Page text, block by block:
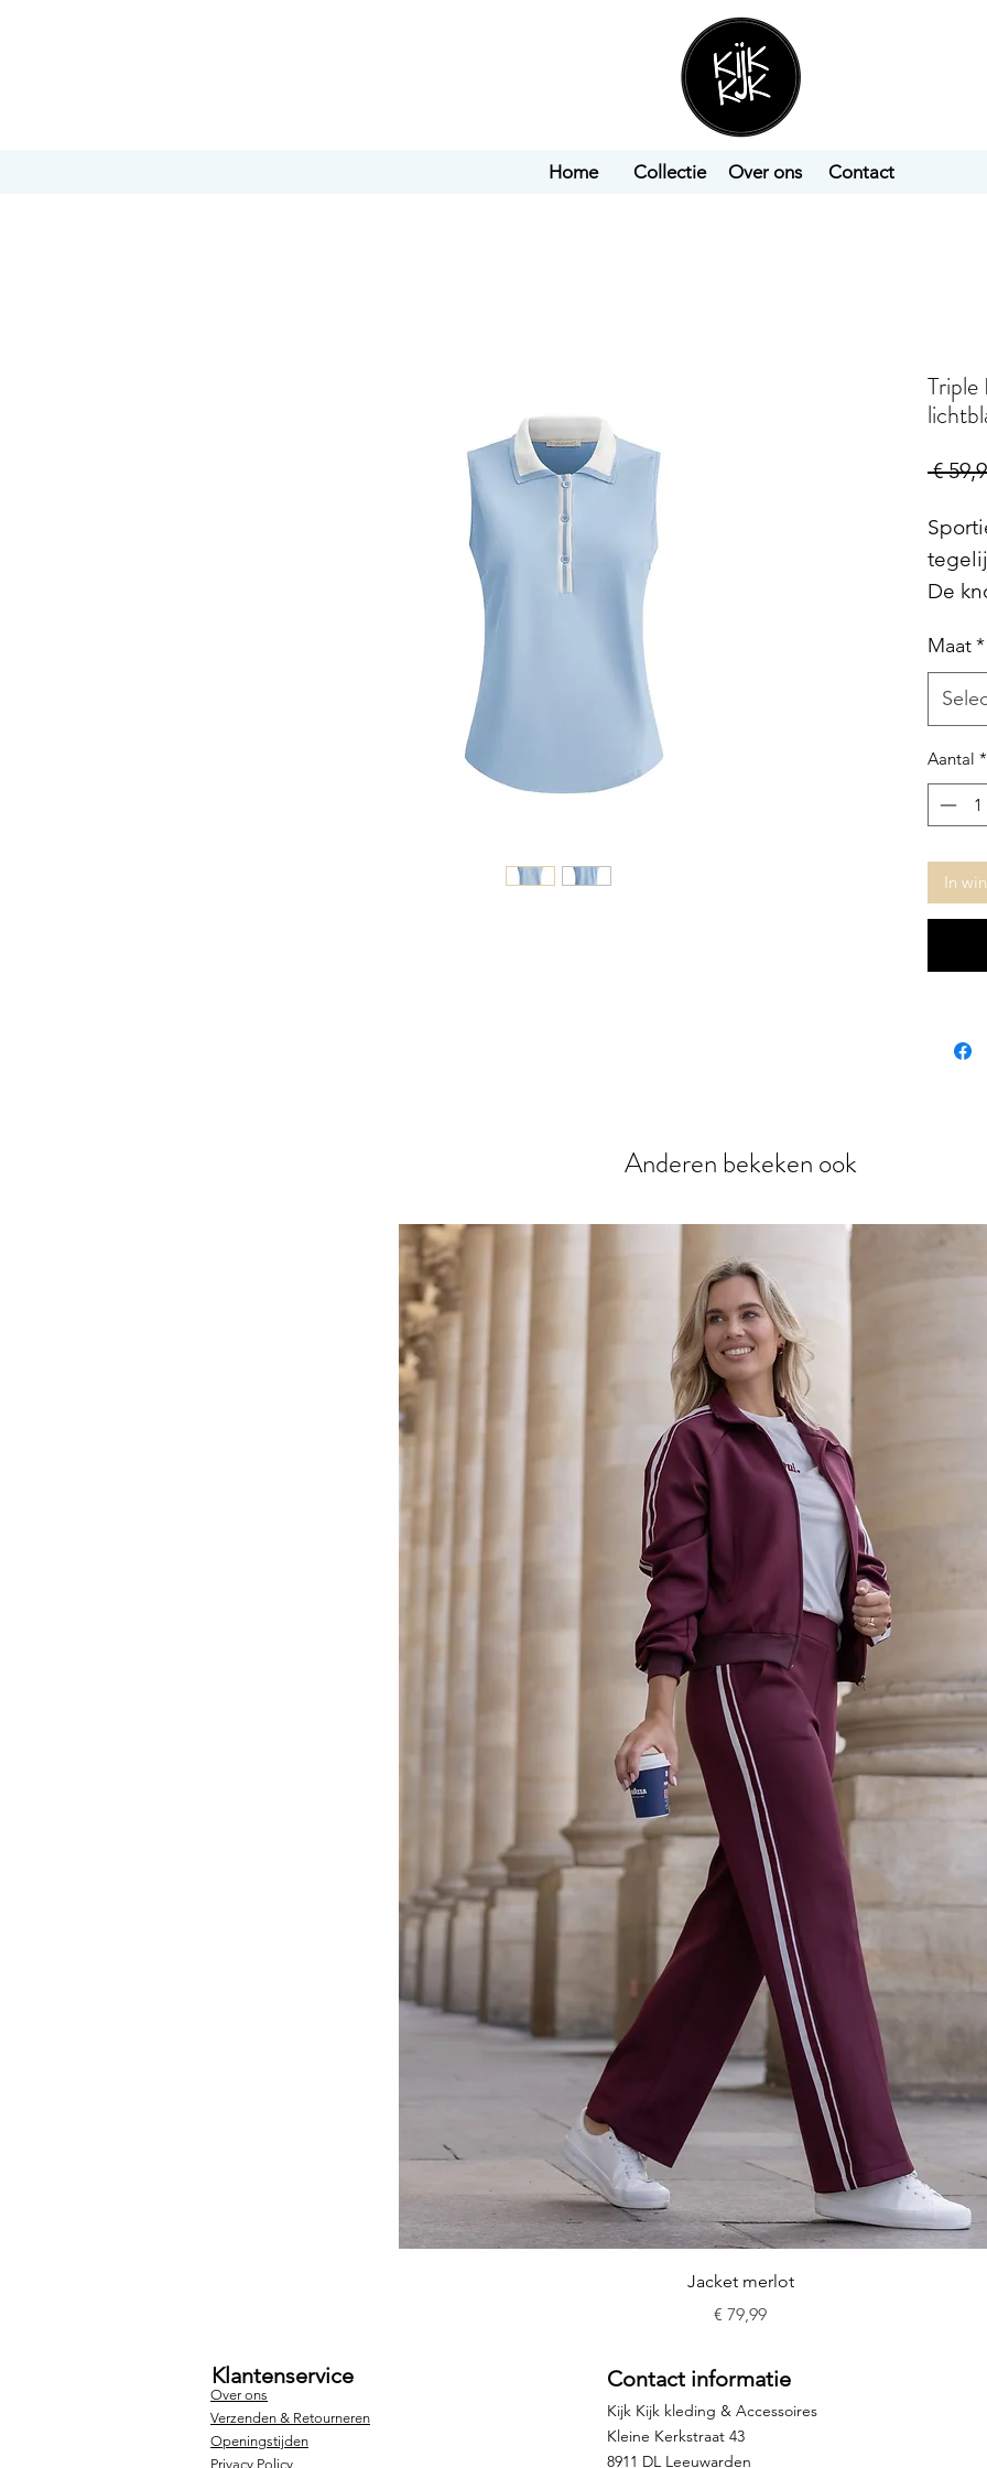
Home Collectie Over ons Contact
Anderen bekeken ook
Snel overzicht
Jacket merlot
Prijs
€ 79,99
€
De
top
Maat*
Aantal *
In
Klantenservice
Over ons
Verzenden & Retourneren
Openingstijden
Privacy Policy
Contact informatie
Kijk Kijk kleding & Accessoires
Kleine Kerkstraat 43
8911 DL Leeuwarden